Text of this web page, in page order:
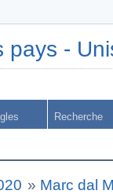
pays -
Recherche
» Marc dal